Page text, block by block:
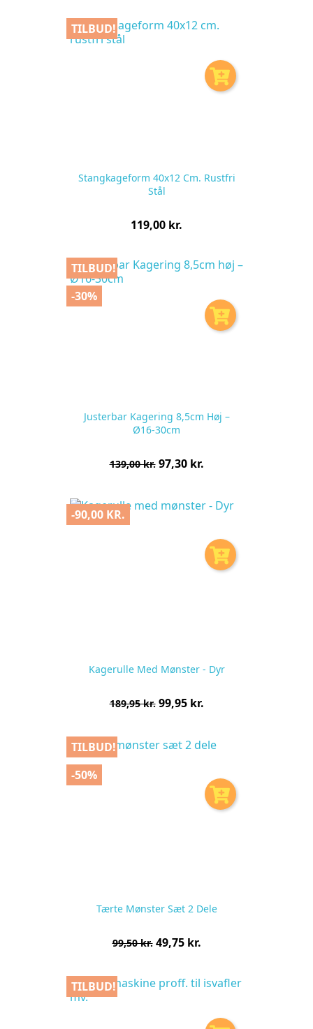
Stangkageform 40x12 Cm. Rustfri
Stål
Pris
119,00 kr.
TILBUD!
Justerbar Kagering 8,5cm Høj –
Ø16-30cm
Normalpris
139,00 kr. Pris
97,30 kr.
TILBUD!
-30%
Kagerulle Med Mønster - Dyr
Normalpris
189,95 kr. Pris
99,95 kr.
-90,00 KR.
Tærte Mønster Sæt 2 Dele
Normalpris
99,50 kr. Pris
49,75 kr.
TILBUD!
-50%
TILBUD!